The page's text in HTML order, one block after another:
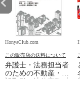
HonyaClub.com
この販売店の送料について
弁護士・法務担当者
のための不動産・建